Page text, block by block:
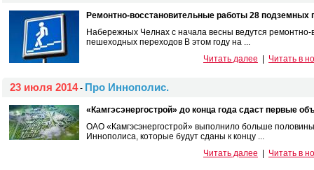
Ремонтно-восстановительные работы 28 подземных
Набережных Челнах c начала весны ведутся
пешеходных переходов В этом году на ...
Читать далее
Читать в
23 июля 2014- Про Иннополис.
«Камгэсэнергострой» до конца года сдаст первые
ОАО «Камгэсэнергострой» выполнило больше
Иннополиса, которые будут сданы к концу ...
Читать далее
Читать в